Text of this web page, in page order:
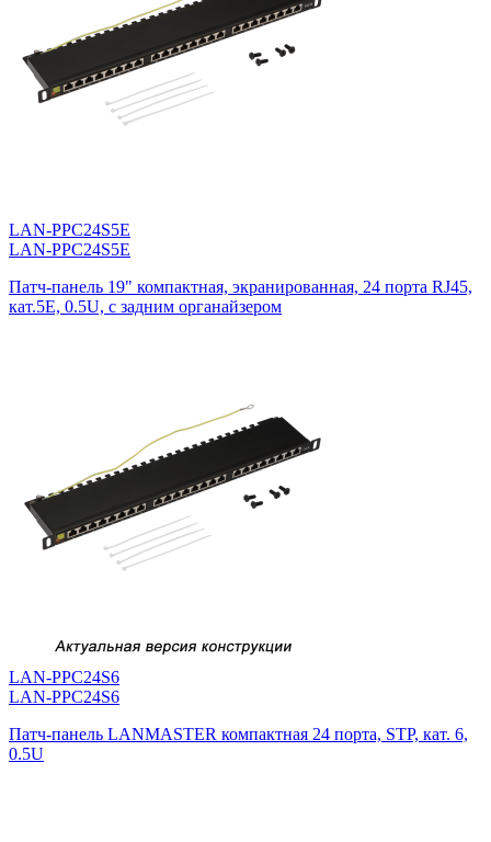
LAN-PPC24S5E
LAN-PPC24S5E
Патч-панель 19" компактная, экранированная, 24 порта RJ45,
кат.5E, 0.5U, с задним органайзером
LAN-PPC24S6
LAN-PPC24S6
Патч-панель LANMASTER компактная 24 порта, STP, кат. 6,
0.5U